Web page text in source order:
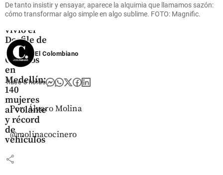
Cultura
Así se
vivió el
Desfile de
Autos
Clásicos
en
Medellín:
140
mujeres
al volante
y récord
de
vehículos
share
De tanto insistir y ensayar, aparece la alquimia que llamamos sazón:
cómo transformar algo simple en algo sublime. FOTO: Magnific.
El Colombiano
hace 8 horas
Por: Álvaro Molina
@molinacocinero